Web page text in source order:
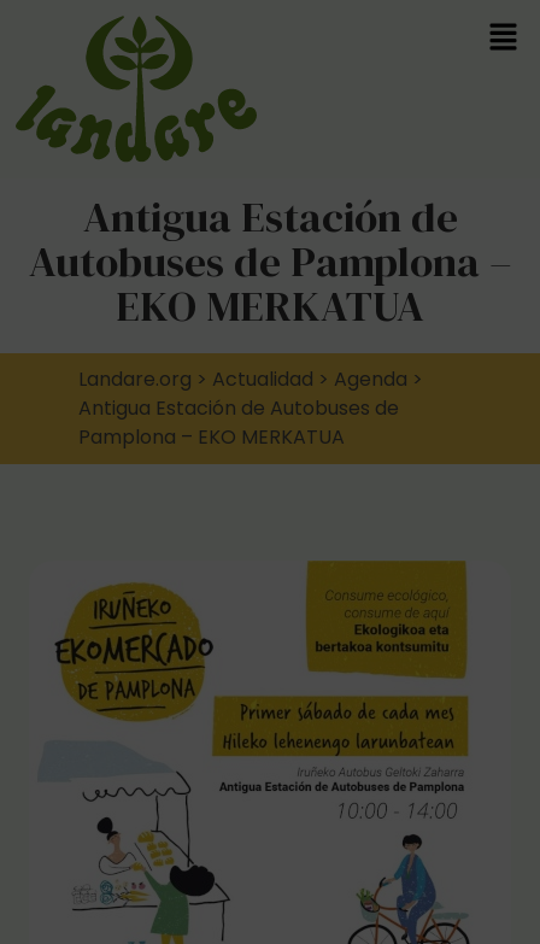
Antigua Estación de
Autobuses de Pamplona –
EKO MERKATUA
Landare.org > Actualidad > Agenda >
Antigua Estación de Autobuses de
Pamplona – EKO MERKATUA